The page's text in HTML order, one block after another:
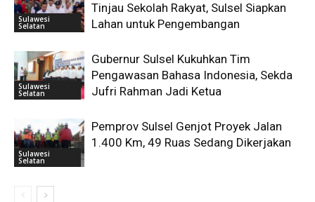
Sulawesi
Selatan
Tinjau Sekolah Rakyat, Sulsel Siapkan
Lahan untuk Pengembangan
Sulawesi
Selatan
Gubernur Sulsel Kukuhkan Tim
Pengawasan Bahasa Indonesia, Sekda
Jufri Rahman Jadi Ketua
Sulawesi
Selatan
Pemprov Sulsel Genjot Proyek Jalan
1.400 Km, 49 Ruas Sedang Dikerjakan